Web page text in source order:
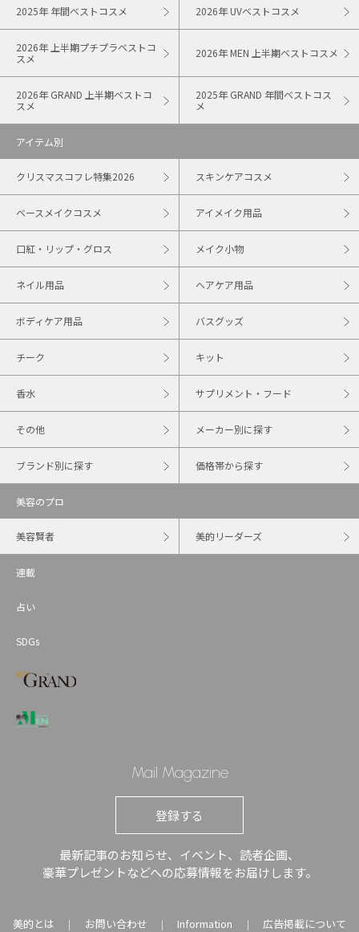
2025年 年間ベストコスメ 2026年 UVベストコスメ
2026年 上半期プチプラベストコ
スメ
2026年 MEN 上半期ベストコスメ
2026年 GRAND 上半期ベストコ
スメ
2025年 GRAND 年間ベストコス
メ
アイテム別
クリスマスコフレ特集2026 スキンケアコスメ
ベースメイクコスメ アイメイク用品
口紅・リップ・グロス メイク小物
ネイル用品 ヘアケア用品
ボディケア用品 バスグッズ
チーク キット
香水 サプリメント・フード
その他 メーカー別に探す
ブランド別に探す 価格帯から探す
美容のプロ
美容賢者 美的リーダーズ
連載
占い
SDGs
Mail Magazine
登録する
最新記事のお知らせ、イベント、読者企画、
豪華プレゼントなどへの応募情報をお届けします。
美的とは ｜ お問い合わせ ｜ Information ｜ 広告掲載について